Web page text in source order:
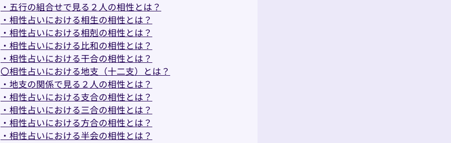
・五行の組合せで見る２人の相性とは？
・相性占いにおける相生の相性とは？
・相性占いにおける相剋の相性とは？
・相性占いにおける比和の相性とは？
・相性占いにおける干合の相性とは？
〇相性占いにおける地支（十二支）とは？
・地支の関係で見る２人の相性とは？
・相性占いにおける支合の相性とは？
・相性占いにおける三合の相性とは？
・相性占いにおける方合の相性とは？
・相性占いにおける半会の相性とは？